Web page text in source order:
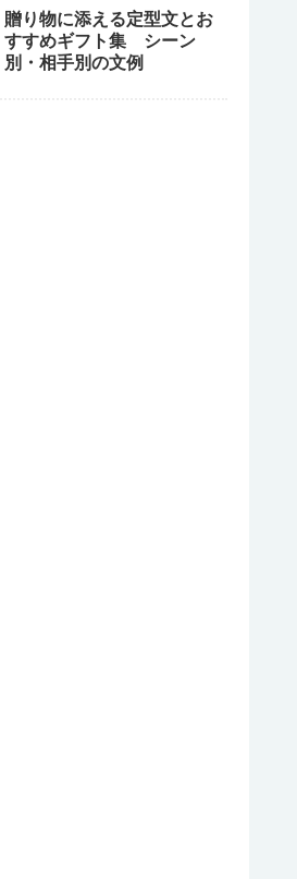
贈り物に添える定型文とお
すすめギフト集 シーン
別・相手別の文例